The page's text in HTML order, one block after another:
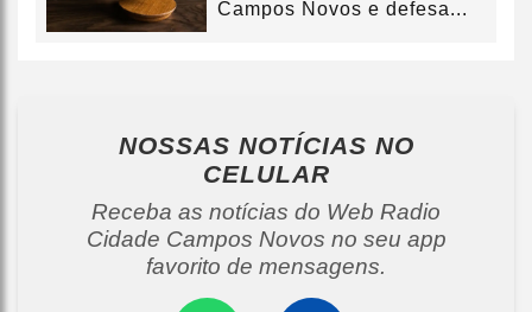
Campos Novos e defesa...
NOSSAS NOTÍCIAS NO
CELULAR
Receba as notícias do Web Radio
Cidade Campos Novos no seu app
favorito de mensagens.